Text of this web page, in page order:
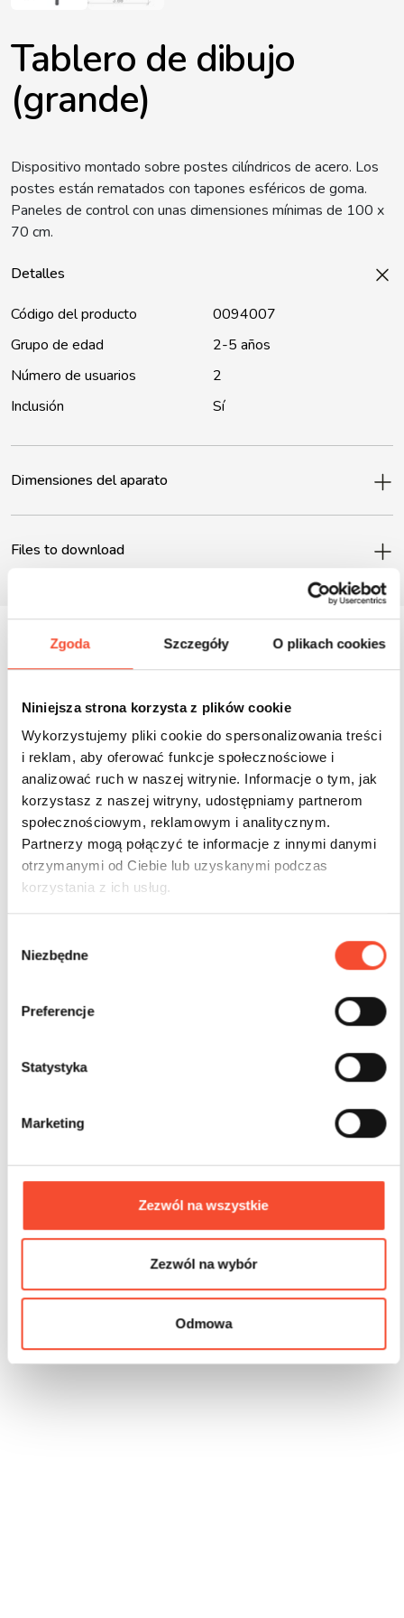
Zgoda Szczegóły O plikach cookies
Niniejsza strona korzysta z plików cookie
Wykorzystujemy pliki cookie do spersonalizowania treści
i reklam, aby oferować funkcje społecznościowe i
analizować ruch w naszej witrynie. Informacje o tym, jak
korzystasz z naszej witryny, udostępniamy partnerom
społecznościowym, reklamowym i analitycznym.
Partnerzy mogą połączyć te informacje z innymi danymi
otrzymanymi od Ciebie lub uzyskanymi podczas
korzystania z ich usług.
Niezbędne
Preferencje
Statystyka
Marketing
Zezwól na wszystkie
Zezwól na wybór
Odmowa
Tablero de dibujo
(grande)
Dispositivo montado sobre postes cilíndricos de acero. Los
postes están rematados con tapones esféricos de goma.
Paneles de control con unas dimensiones mínimas de 100 x
70 cm.
Detalles
Código del producto
0094007
Grupo de edad
2-5 años
Número de usuarios
2
Inclusión
Sí
Dimensiones del aparato
Files to download
Inne produkty z tej serii
2-5 años 13,6 m2 1 usuarios